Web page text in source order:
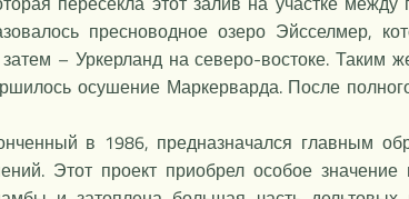
пресноводное озеро Эйсселмер,
– Уркерланд на северо-востоке. Таким
осушение Маркерварда. После
в 1986, предназначался главным
Этот проект приобрел особое